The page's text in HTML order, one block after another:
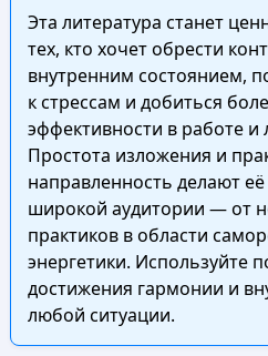
Эта литература станет
тех, кто хочет обрести
внутренним состоянием,
к стрессам и добиться
эффективности в работе
Простота изложения и
направленность делают
широкой аудитории — от
практиков в области
энергетики. Используйте
достижения гармонии и
любой ситуации.